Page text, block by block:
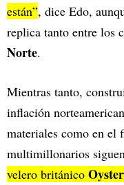
están”, dice Edo,
replica tanto entre los
Norte.
Mientras tanto,
inflación
materiales como en el
multimillonarios
velero británico